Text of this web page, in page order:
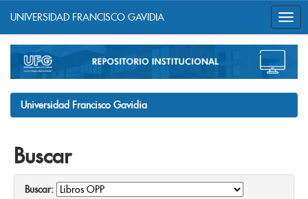
navigation
UNIVERSIDAD FRANCISCO GAVIDIA
Universidad Francisco Gavidia
Buscar
Buscar: